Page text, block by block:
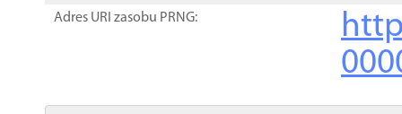
Adres URI zasobu PRNG: